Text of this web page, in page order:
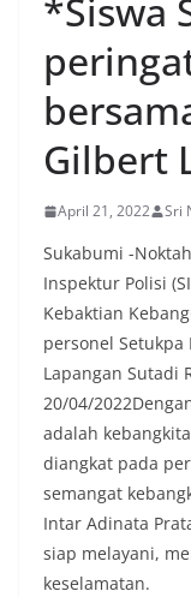
oleh
dengan
masing-
akrab,
situasi
poin
bukan
menjelang
Petugas
bendera
wujud
warga
bendera
masing
*Siswa
Gilbert
April 21, 2022 Sri
Sukabumi -
Inspektur Polisi
Kebaktian
personel
Lapangan Sutadi
20/04/
adalah
diangkat pada
semangat
Intar Adinata
siap melayani,
keselamatan.